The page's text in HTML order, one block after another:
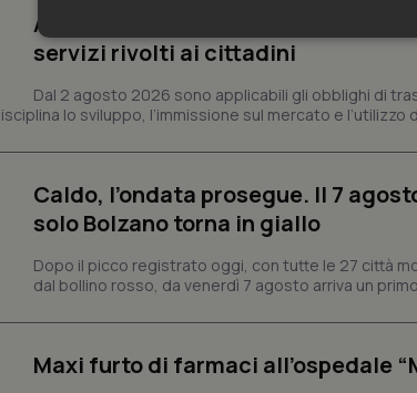
AI Act, in vigore gli obblighi di
servizi rivolti ai cittadini
Dal 2 agosto 2026 sono applicabili gli obblighi di
lo sviluppo, l’immissione sul mercato e l’utilizzo
Caldo, l’ondata prosegue. Il 7
solo Bolzano torna in giallo
Dopo il picco registrato oggi, con tutte le 27 città
dal bollino rosso, da venerdì 7 agosto arriva un
Maxi furto di farmaci all’ospedale
Necessari
I cookie necessari contribuiscono a rendere fruibile
e l'accesso alle aree protette del sito. Il sito web
Nome
Fornitore/
VISITOR_PRIVACY_METADATA
YouTube